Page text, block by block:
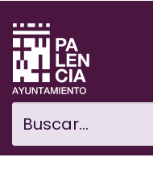
contenido
principal
Buscar...
Ciudad
El Ayuntamiento